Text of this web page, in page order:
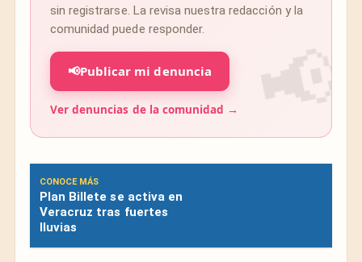
sin registrarse. La revisa nuestra redacción y la
comunidad puede responder.
📢Publicar mi denuncia
Ver denuncias de la comunidad →
CONOCE MÁS
Plan Billete se activa en
Veracruz tras fuertes
lluvias